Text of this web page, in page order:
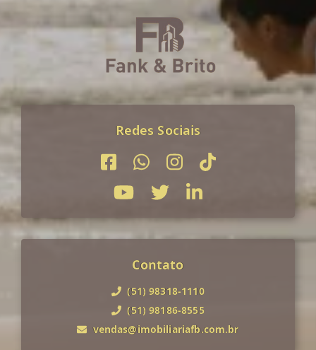
Redes Sociais
Contato
(51) 98318-1110
(51) 98186-8555
vendas@imobiliariafb.com.br